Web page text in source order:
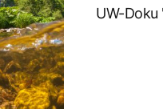
UW-Doku